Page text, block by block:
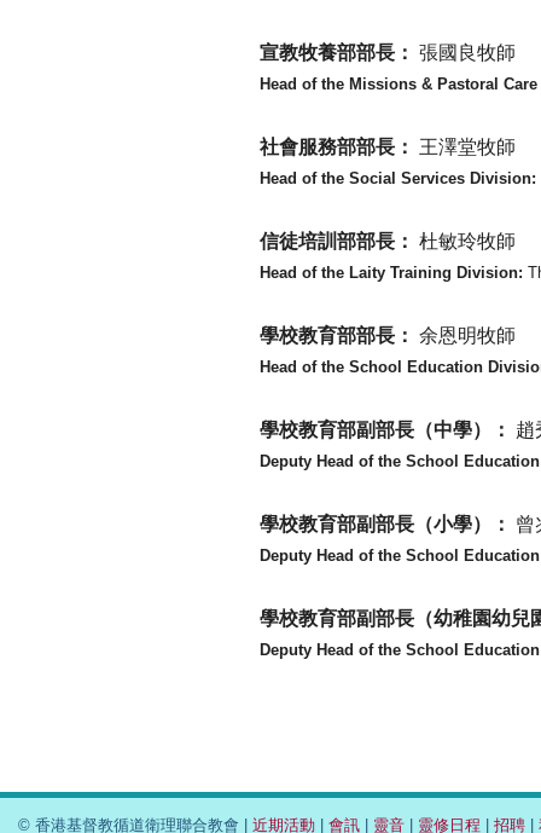
宣教牧養部部長： 張國良牧師
Head of the Missions & Pastoral
社會服務部部長： 王澤堂牧師
Head of the Social Services Division:
信徒培訓部部長： 杜敏玲牧師
Head of the Laity Training Division:
學校教育部部長： 余恩明牧師
Head of the School Education
學校教育部副部長（中學）： 趙
Deputy Head of the School
學校教育部副部長（小學）： 曾
Deputy Head of the School
學校教育部副部長（幼稚園幼兒
Deputy Head of the School
© 香港基督教循道衛理聯合教會 | 近期活動 會訊 靈音 靈修日程 招聘